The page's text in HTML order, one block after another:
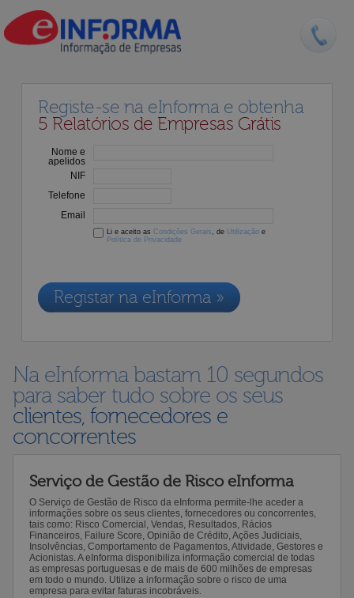
Registe-se na eInforma e obtenha
5 Relatórios de Empresas Grátis
Nome e
apelidos
NIF
Telefone
Email
Li e aceito as Condições Gerais , de Utilização e
Política de Privacidade
Registar na eInforma »
Na eInforma bastam 10 segundos
para saber tudo sobre os seus
clientes, fornecedores e
concorrentes
Serviço de Gestão de Risco eInforma
O Serviço de Gestão de Risco da eInforma permite-lhe aceder a
informações sobre os seus clientes, fornecedores ou concorrentes,
tais como: Risco Comercial, Vendas, Resultados, Rácios
Financeiros, Failure Score, Opinião de Crédito, Ações Judiciais,
Insolvências, Comportamento de Pagamentos, Atividade, Gestores e
Acionistas. A eInforma disponibiliza informação comercial de todas
as empresas portuguesas e de mais de 600 milhões de empresas
em todo o mundo. Utilize a informação sobre o risco de uma
empresa para evitar faturas incobráveis.